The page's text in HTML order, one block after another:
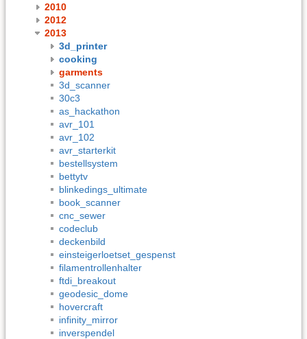
2010
2012
2013
3d_printer
cooking
garments
3d_scanner
30c3
as_hackathon
avr_101
avr_102
avr_starterkit
bestellsystem
bettytv
blinkedings_ultimate
book_scanner
cnc_sewer
codeclub
deckenbild
einsteigerloetset_gespenst
filamentrollenhalter
ftdi_breakout
geodesic_dome
hovercraft
infinity_mirror
inverspendel